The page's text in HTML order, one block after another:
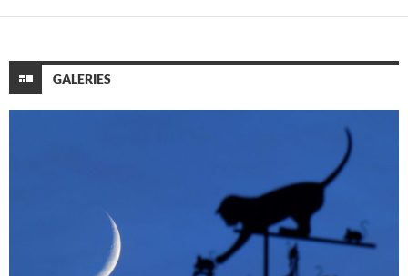
GALERIES